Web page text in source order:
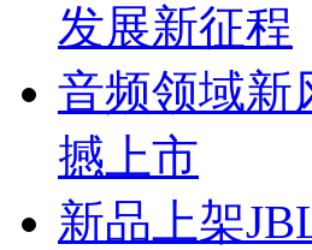
发展新征程
音频领域新
撼上市
新品上架